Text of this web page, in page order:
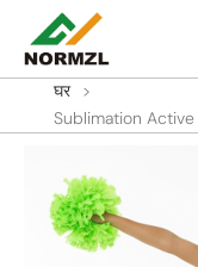
घर
>
Sublimation